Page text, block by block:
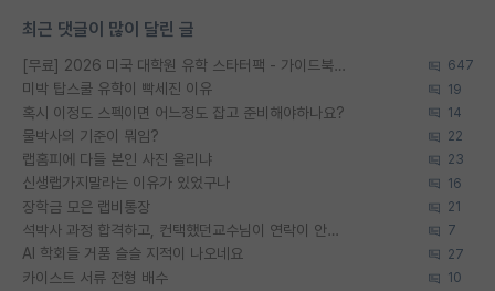
최근 댓글이 많이 달린 글
[무료] 2026 미국 대학원 유학 스타터팩 - 가이드북 & 합격자 컨택메일 템플릿 647
미박 탑스쿨 유학이 빡세진 이유 19
혹시 이정도 스펙이면 어느정도 잡고 준비해야하나요? 14
물박사의 기준이 뭐임? 22
랩홈피에 다들 본인 사진 올리냐 23
신생랩가지말라는 이유가 있었구나 16
장학금 모은 랩비통장 21
석박사 과정 합격하고, 컨택했던교수님이 연락이 안됩니다... 7
AI 학회들 거품 슬슬 지적이 나오네요 27
카이스트 서류 전형 배수 10